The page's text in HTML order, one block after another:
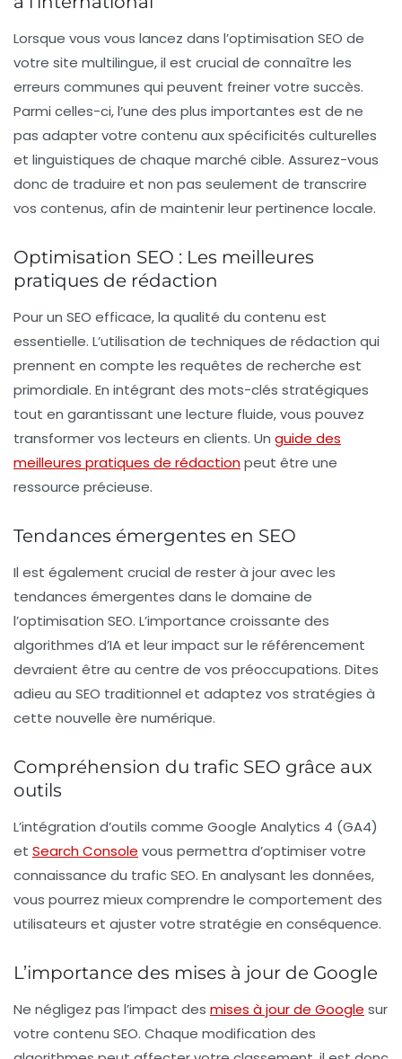
Lorsque vous vous lancez dans l’optimisation SEO de
votre site multilingue, il est crucial de connaître les
erreurs communes qui peuvent freiner votre succès.
Parmi celles-ci, l’une des plus importantes est de ne
pas adapter votre contenu aux spécificités culturelles
et linguistiques de chaque marché cible. Assurez-vous
donc de traduire et non pas seulement de transcrire
vos contenus, afin de maintenir leur pertinence locale.
Optimisation SEO : Les meilleures
pratiques de rédaction
Pour un SEO efficace, la qualité du contenu est
essentielle. L’utilisation de techniques de rédaction qui
prennent en compte les requêtes de recherche est
primordiale. En intégrant des mots-clés stratégiques
tout en garantissant une lecture fluide, vous pouvez
transformer vos lecteurs en clients. Un guide des
meilleures pratiques de rédactionpeut être une
ressource précieuse.
Tendances émergentes en SEO
Il est également crucial de rester à jour avec les
tendances émergentes dans le domaine de
l’optimisation SEO. L’importance croissante des
algorithmes d’IAet leur impact sur le référencement
devraient être au centre de vos préoccupations. Dites
adieu au SEO traditionnel et adaptez vos stratégies à
cette nouvelle ère numérique.
Compréhension du trafic SEO grâce aux
outils
L’intégration d’outils comme Google Analytics 4 (GA4)
et Search Console vous permettra d’optimiser votre
connaissance du trafic SEO. En analysant les données,
vous pourrez mieux comprendre le comportement des
utilisateurs et ajuster votre stratégie en conséquence.
L’importance des mises à jour de Google
Ne négligez pas l’impact des mises à jour de Google sur
votre contenu SEO. Chaque modification des